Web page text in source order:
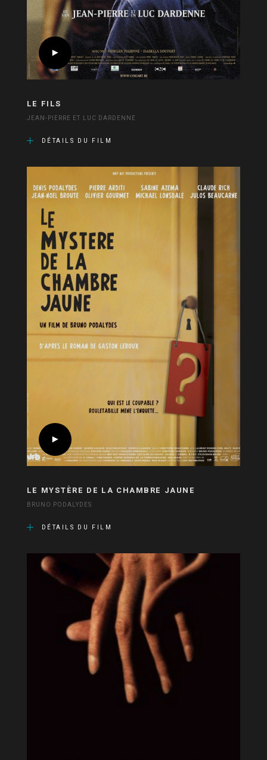
LE FILS
JEAN-PIERRE ET LUC DARDENNE
DÉTAILS DU FILM
LE MYSTÈRE DE LA CHAMBRE JAUNE
BRUNO PODALYDES
DÉTAILS DU FILM